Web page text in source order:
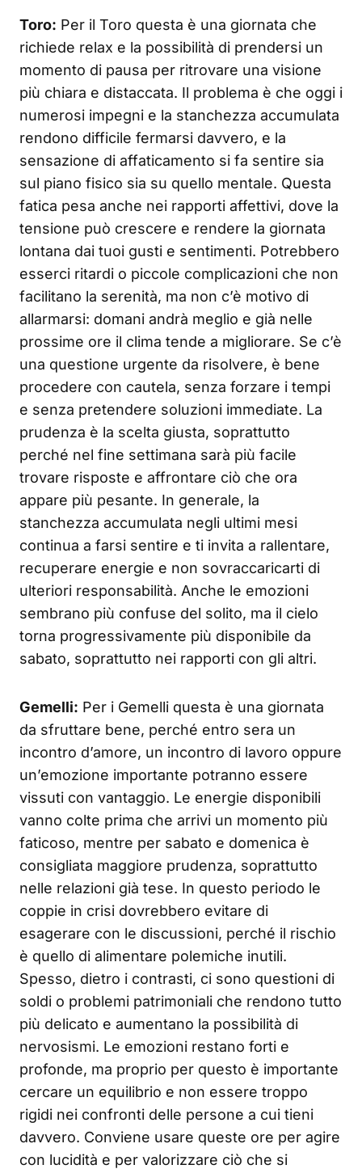
Toro: Per il Toro questa è una giornata che
richiede relax e la possibilità di prendersi un
momento di pausa per ritrovare una visione
più chiara e distaccata. Il problema è che oggi i
numerosi impegni e la stanchezza accumulata
rendono difficile fermarsi davvero, e la
sensazione di affaticamento si fa sentire sia
sul piano fisico sia su quello mentale. Questa
fatica pesa anche nei rapporti affettivi, dove la
tensione può crescere e rendere la giornata
lontana dai tuoi gusti e sentimenti. Potrebbero
esserci ritardi o piccole complicazioni che non
facilitano la serenità, ma non c’è motivo di
allarmarsi: domani andrà meglio e già nelle
prossime ore il clima tende a migliorare. Se c’è
una questione urgente da risolvere, è bene
procedere con cautela, senza forzare i tempi
e senza pretendere soluzioni immediate. La
prudenza è la scelta giusta, soprattutto
perché nel fine settimana sarà più facile
trovare risposte e affrontare ciò che ora
appare più pesante. In generale, la
stanchezza accumulata negli ultimi mesi
continua a farsi sentire e ti invita a rallentare,
recuperare energie e non sovraccaricarti di
ulteriori responsabilità. Anche le emozioni
sembrano più confuse del solito, ma il cielo
torna progressivamente più disponibile da
sabato, soprattutto nei rapporti con gli altri.
Gemelli: Per i Gemelli questa è una giornata
da sfruttare bene, perché entro sera un
incontro d’amore, un incontro di lavoro oppure
un’emozione importante potranno essere
vissuti con vantaggio. Le energie disponibili
vanno colte prima che arrivi un momento più
faticoso, mentre per sabato e domenica è
consigliata maggiore prudenza, soprattutto
nelle relazioni già tese. In questo periodo le
coppie in crisi dovrebbero evitare di
esagerare con le discussioni, perché il rischio
è quello di alimentare polemiche inutili.
Spesso, dietro i contrasti, ci sono questioni di
soldi o problemi patrimoniali che rendono tutto
più delicato e aumentano la possibilità di
nervosismi. Le emozioni restano forti e
profonde, ma proprio per questo è importante
cercare un equilibrio e non essere troppo
rigidi nei confronti delle persone a cui tieni
davvero. Conviene usare queste ore per agire
con lucidità e per valorizzare ciò che si